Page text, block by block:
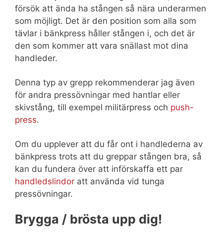
försök att ända ha stången så nära underarmen
som möjligt. Det är den position som alla som
tävlar i bänkpress håller stången i, och det är
den som kommer att vara snällast mot dina
handleder.
Denna typ av grepp rekommenderar jag även
för andra pressövningar med hantlar eller
skivstång, till exempel militärpress och push-
press.
Om du upplever att du får ont i handlederna av
bänkpress trots att du greppar stången bra, så
kan du fundera över att införskaffa ett par
handledslindor att använda vid tunga
pressövningar.
Brygga / brösta upp dig!